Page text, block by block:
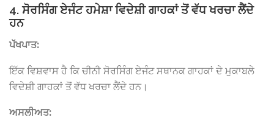
4. ਸੋਰਸਿੰਗ ਏਜੰਟ ਹਮੇਸ਼ਾ ਵਿਦੇਸ਼ੀ ਗਾਹਕਾਂ ਤੋਂ ਵੱਧ ਖਰਚਾ ਲੈਂਦੇ
ਹਨ
ਪੱਖਪਾਤ:
ਇੱਕ ਵਿਸ਼ਵਾਸ ਹੈ ਕਿ ਚੀਨੀ ਸੋਰਸਿੰਗ ਏਜੰਟ ਸਥਾਨਕ ਗਾਹਕਾਂ ਦੇ ਮੁਕਾਬਲੇ
ਵਿਦੇਸ਼ੀ ਗਾਹਕਾਂ ਤੋਂ ਵੱਧ ਖਰਚਾ ਲੈਂਦੇ ਹਨ।
ਅਸਲੀਅਤ: